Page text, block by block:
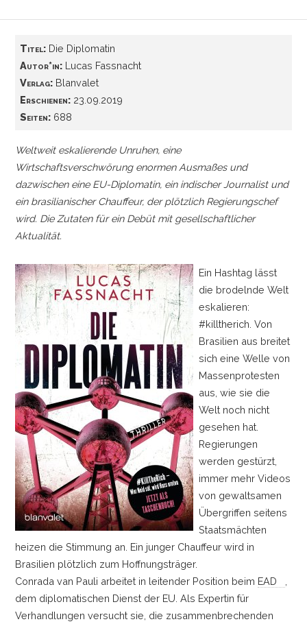
Titel:Die Diplomatin
Autor*in:Lucas Fassnacht
Verlag:Blanvalet
Erschienen:23.09.2019
Seiten:688
Weltweit eskalierende Unruhen, eine
Wirtschaftsverschwörung enormen Ausmaßes und
dazwischen eine EU-Diplomatin, ein indischer Journalist und
ein brasilianischer Chauffeur, der plötzlich Regierungschef
wird. Die Zutaten für ein Debüt mit gesellschaftlicher
Aktualität.
Ein Hashtag lässt
die brodelnde Welt
eskalieren:
#killtherich. Von
Brasilien aus breitet
sich eine Welle von
Massenprotesten
aus, wie sie die
Welt noch nicht
gesehen hat.
Regierungen
werden gestürzt,
immer mehr Videos
von gewaltsamen
Übergriffen seitens
Staatsmächten
heizen die Stimmung an. Ein junger Chauffeur wird in
Brasilien plötzlich zum Hoffnungsträger.
Conrada van Pauli arbeitet in leitender Position beim EAD
dem diplomatischen Dienst der EU. Als Expertin für
Verhandlungen versucht sie, die zusammenbrechenden